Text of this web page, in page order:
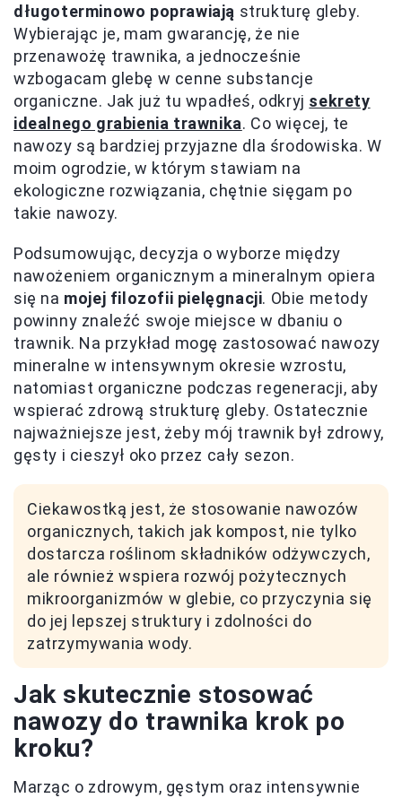
długoterminowo poprawiają strukturę gleby.
Wybierając je, mam gwarancję, że nie
przenawożę trawnika, a jednocześnie
wzbogacam glebę w cenne substancje
organiczne. Jak już tu wpadłeś, odkryj sekrety
idealnego grabienia trawnika. Co więcej, te
nawozy są bardziej przyjazne dla środowiska. W
moim ogrodzie, w którym stawiam na
ekologiczne rozwiązania, chętnie sięgam po
takie nawozy.
Podsumowując, decyzja o wyborze między
nawożeniem organicznym a mineralnym opiera
się na mojej filozofii pielęgnacji. Obie metody
powinny znaleźć swoje miejsce w dbaniu o
trawnik. Na przykład mogę zastosować nawozy
mineralne w intensywnym okresie wzrostu,
natomiast organiczne podczas regeneracji, aby
wspierać zdrową strukturę gleby. Ostatecznie
najważniejsze jest, żeby mój trawnik był zdrowy,
gęsty i cieszył oko przez cały sezon.
Ciekawostką jest, że stosowanie nawozów
organicznych, takich jak kompost, nie tylko
dostarcza roślinom składników odżywczych,
ale również wspiera rozwój pożytecznych
mikroorganizmów w glebie, co przyczynia się
do jej lepszej struktury i zdolności do
zatrzymywania wody.
Jak skutecznie stosować
nawozy do trawnika krok po
kroku?
Marząc o zdrowym, gęstym oraz intensywnie